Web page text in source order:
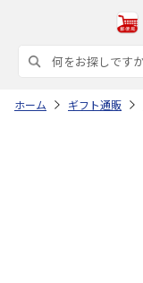
ホーム ギフト通販